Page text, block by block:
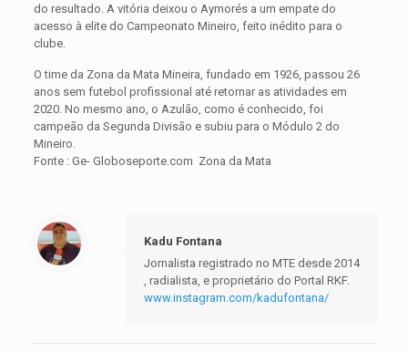
do resultado. A vitória deixou o Aymorés a um empate do
acesso à elite do Campeonato Mineiro, feito inédito para o
clube.
O time da Zona da Mata Mineira, fundado em 1926, passou 26
anos sem futebol profissional até retornar as atividades em
2020. No mesmo ano, o Azulão, como é conhecido, foi
campeão da Segunda Divisão e subiu para o Módulo 2 do
Mineiro.
Fonte : Ge- Globoseporte.com Zona da Mata
Kadu Fontana
Jornalista registrado no MTE desde 2014
, radialista, e proprietário do Portal RKF.
www.instagram.com/kadufontana/